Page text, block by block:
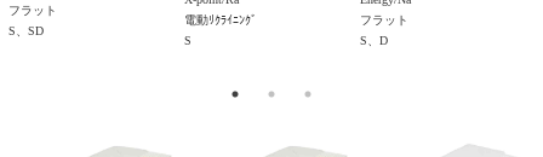
フラット
S、SD
電動ﾘｸﾗｲﾆﾝｸﾞ
S
フラット
S、D